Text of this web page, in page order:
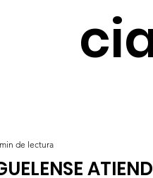
de lectura